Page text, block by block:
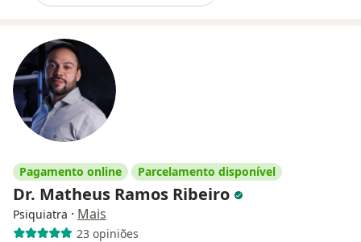
Pagamento online Parcelamento disponível
Dr. Matheus Ramos Ribeiro
Psiquiatra · Mais
23 opiniões